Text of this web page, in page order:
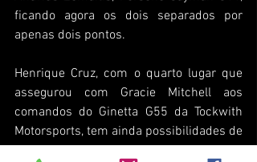
ficando agora os dois separados por
apenas dois pontos.
Henrique Cruz, com o quarto lugar que
assegurou com Gracie Mitchell aos
comandos do Ginetta G55 da Tockwith
Motorsports, tem ainda possibilidades de